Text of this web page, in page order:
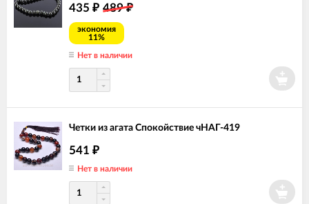
435 ₽ 489₽
экономия
11%
Нет в наличии
Четки из агата Спокойствие чНАГ-419
541 ₽
Нет в наличии